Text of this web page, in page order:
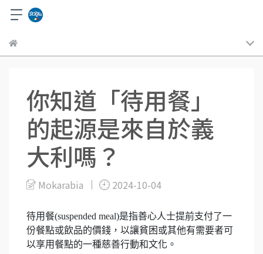
你知道「待用餐」
的起源是來自於義
大利嗎？
Mokarabia 2024-10-04
待用餐(suspended meal)是指善心人士提前支付了一
份餐點或飲品的價錢，以讓貧困或其他有需要者可
以享用餐點的一種慈善行動和文化。